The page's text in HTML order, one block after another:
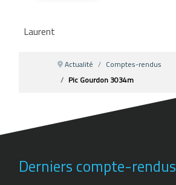
Laurent
Actualité
Comptes-rendus
Pic Gourdon 3034m
Derniers compte-rendus